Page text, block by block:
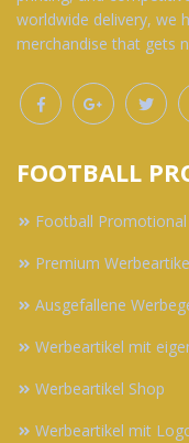
worldwide delivery, we
merchandise that gets
FOOTBALL
Football
Premium
Ausgefallene
Werbeartikel mit
Werbeartikel Shop
Werbeartikel mit